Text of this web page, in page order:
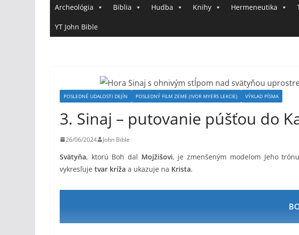
Archeológia Biblia Hudba Knihy Hermeneutika
YT John Bible
POSLEDNÉ UDALOSTI DEJÍN POSLEDNÝ FILM ZEME (IVOR MYERS LEKCIE) VÝKLAD PÍSMA
3. Sinaj – putovanie púšťou do
26/06/2024 John Bible
Svätyňa, ktorú Boh dal Mojžišovi, je zmenšeným modelom Jeho
vykresľuje tvar kríža a ukazuje na Krista.